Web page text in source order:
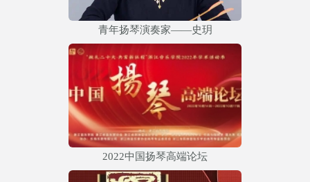
青年扬琴演奏家——史玥
2022中国扬琴高端论坛